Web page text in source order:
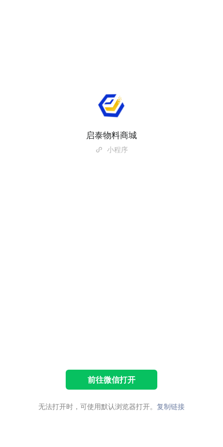
启泰物料商城
小程序
前往微信打开
无法打开时，可使用默认浏览器打开。 复制链接